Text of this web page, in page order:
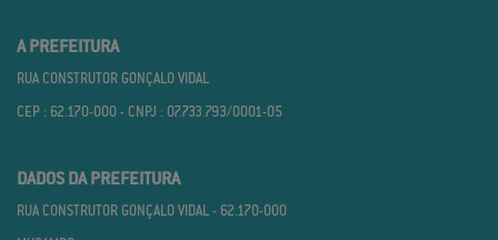
A PREFEITURA
RUA CONSTRUTOR GONÇALO VIDAL
CEP : 62.170­-000 - CNPJ : 07.733.793/0001­-05
DADOS DA PREFEITURA
RUA CONSTRUTOR GONÇALO VIDAL - 62.170­-000